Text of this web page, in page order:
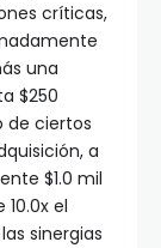
críticas,
una
$250
de ciertos
a
$1.0 mil
el
sinergias